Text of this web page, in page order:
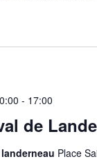
de
- 17:00
Place